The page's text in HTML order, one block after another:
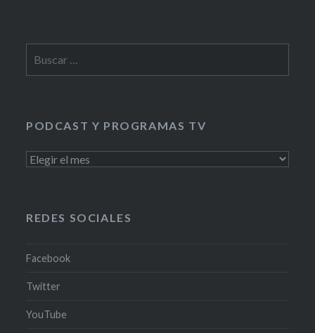
PODCAST Y PROGRAMAS TV
PODCAST
REDES SOCIALES
Facebook
Twitter
YouTube